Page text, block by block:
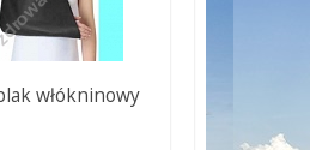
włókninowy